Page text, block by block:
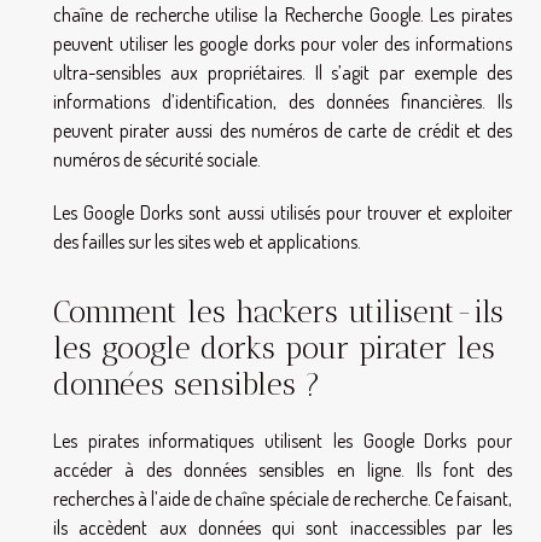
chaîne de recherche utilise la Recherche Google. Les pirates
peuvent utiliser les google dorks pour voler des informations
ultra-sensibles aux propriétaires. Il s’agit par exemple des
informations d’identification, des données financières. Ils
peuvent pirater aussi des numéros de carte de crédit et des
numéros de sécurité sociale.
Les Google Dorks sont aussi utilisés pour trouver et exploiter
des failles sur les sites web et applications.
Comment les hackers utilisent-ils
les google dorks pour pirater les
données sensibles ?
Les pirates informatiques utilisent les Google Dorks pour
accéder à des données sensibles en ligne. Ils font des
recherches à l’aide de chaîne spéciale de recherche. Ce faisant,
ils accèdent aux données qui sont inaccessibles par les